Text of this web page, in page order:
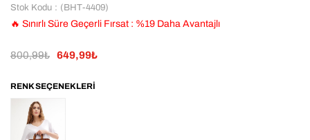
Stok Kodu (BHT-4409)
🔥 Sınırlı Süre Geçerli Fırsat : %19 Daha Avantajlı
800,99₺ 649,99₺